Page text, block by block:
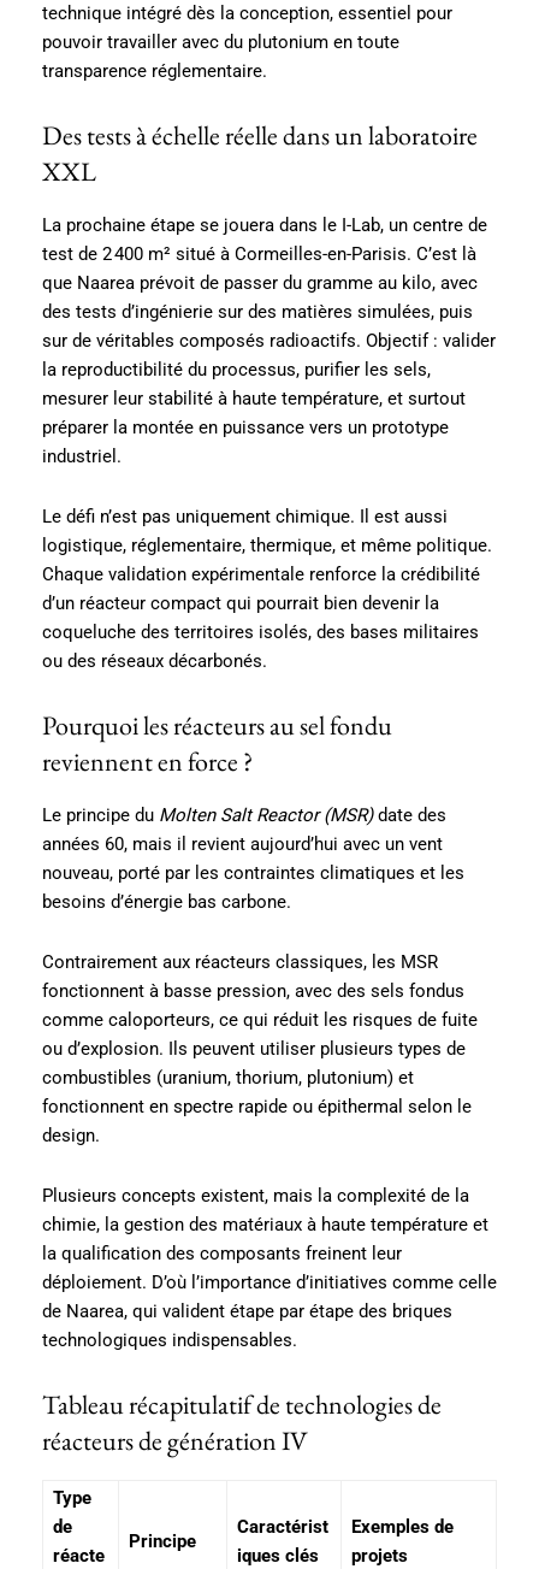
technique intégré dès la conception, essentiel pour
pouvoir travailler avec du plutonium en toute
transparence réglementaire.
Des tests à échelle réelle dans un laboratoire
XXL
La prochaine étape se jouera dans le I-Lab, un centre de
test de 2 400 m² situé à Cormeilles-en-Parisis. C’est là
que Naarea prévoit de passer du gramme au kilo, avec
des tests d’ingénierie sur des matières simulées, puis
sur de véritables composés radioactifs. Objectif : valider
la reproductibilité du processus, purifier les sels,
mesurer leur stabilité à haute température, et surtout
préparer la montée en puissance vers un prototype
industriel.
Le défi n’est pas uniquement chimique. Il est aussi
logistique, réglementaire, thermique, et même politique.
Chaque validation expérimentale renforce la crédibilité
d’un réacteur compact qui pourrait bien devenir la
coqueluche des territoires isolés, des bases militaires
ou des réseaux décarbonés.
Pourquoi les réacteurs au sel fondu
reviennent en force ?
Le principe du Molten Salt Reactor (MSR)date des
années 60, mais il revient aujourd’hui avec un vent
nouveau, porté par les contraintes climatiques et les
besoins d’énergie bas carbone.
Contrairement aux réacteurs classiques, les MSR
fonctionnent à basse pression, avec des sels fondus
comme caloporteurs, ce qui réduit les risques de fuite
ou d’explosion. Ils peuvent utiliser plusieurs types de
combustibles (uranium, thorium, plutonium) et
fonctionnent en spectre rapide ou épithermal selon le
design.
Plusieurs concepts existent, mais la complexité de la
chimie, la gestion des matériaux à haute température et
la qualification des composants freinent leur
déploiement. D’où l’importance d’initiatives comme celle
de Naarea, qui valident étape par étape des briques
technologiques indispensables.
Tableau récapitulatif de technologies de
réacteurs de génération IV
Type
de
réacte
Principe
Caractérist
iques clés
Exemples de
projets